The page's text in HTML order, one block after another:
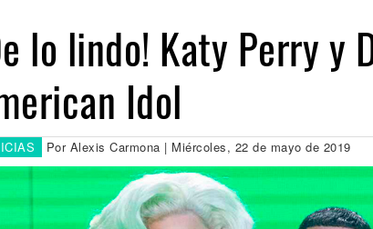
lo lindo! Katy Perry y
Idol
Por Alexis Carmona | Miércoles, 22 de mayo de 2019